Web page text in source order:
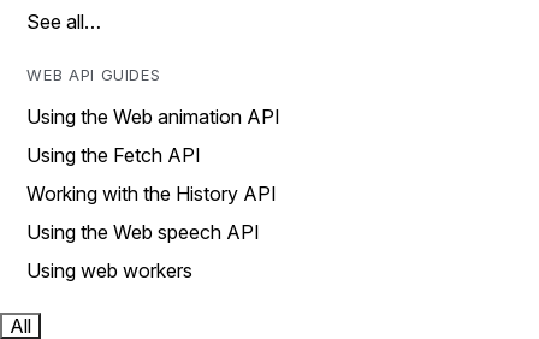
See all…
WEB API GUIDES
Using the Web animation API
Using the Fetch API
Working with the History API
Using the Web speech API
Using web workers
All